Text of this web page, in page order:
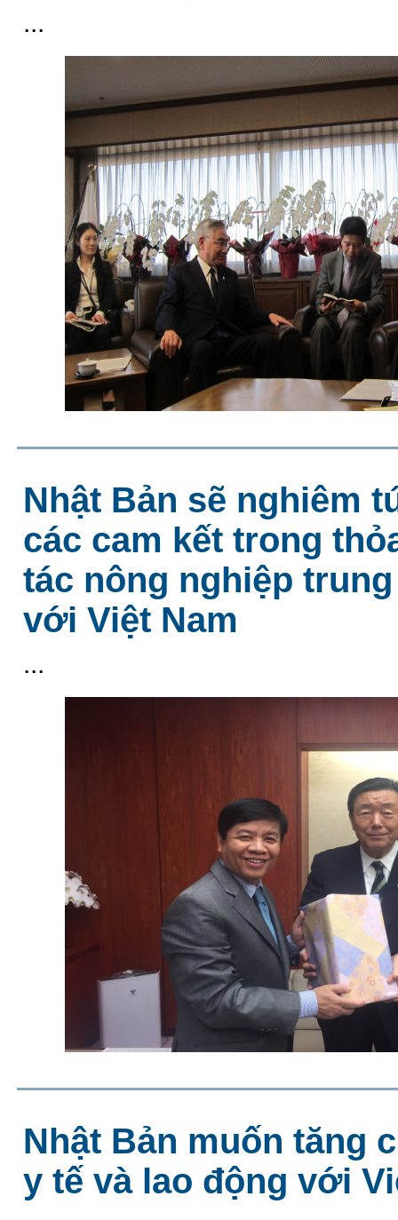
...
Nhật Bản sẽ nghiêm
các cam kết trong
tác nông nghiệp
với Việt Nam
...
Nhật Bản muốn tăng
y tế và lao động với